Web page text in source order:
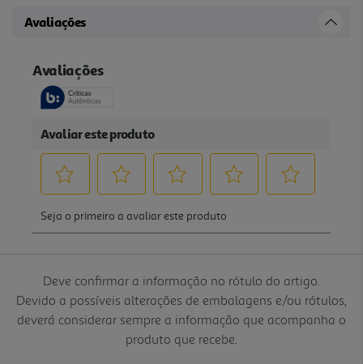
Avaliações
Deve confirmar a informação no rótulo do artigo.
Devido a possíveis alterações de embalagens e/ou rótulos,
deverá considerar sempre a informação que acompanha o
produto que recebe.